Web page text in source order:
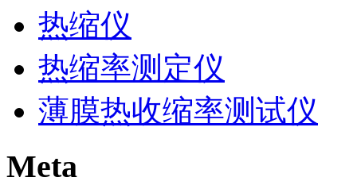
热缩仪
热缩率测定仪
薄膜热收缩率测试仪
Meta